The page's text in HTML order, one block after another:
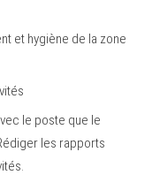
et hygiène de la zone
le poste que le
les rapports